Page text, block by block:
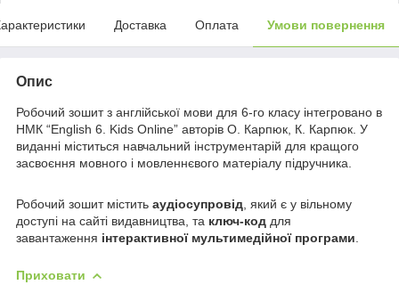
Доставка Оплата Умови повернення
Опис
Робочий зошит з англійської мови для 6-го класу інтегровано в
НМК “English 6. Kids Online” авторів О. Карпюк, К. Карпюк. У
виданні міститься навчальний інструментарій для кращого
засвоєння мовного і мовленнєвого матеріалу підручника.
Робочий зошит містить аудіосупровід , який є у вільному
доступі на сайті видавництва, та ключ-код для
завантаження інтерактивної мультимедійної програми
Приховати